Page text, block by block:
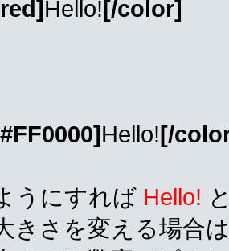
Hello![/color]
Hello![/
うにすれば Hello!
きさを変える場合